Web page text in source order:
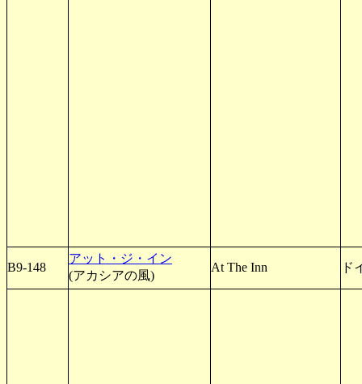
B9-148
アット・ジ・イン
(アカシアの風)
At The Inn ド